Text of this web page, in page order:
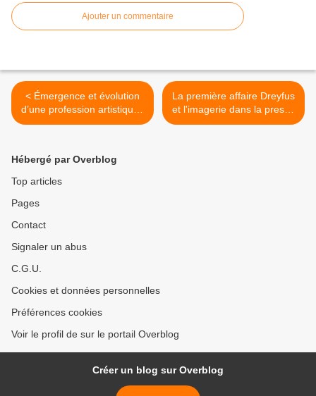
Ajouter un commentaire
< Émergence et évolution
d’une profession artistique :
les dessinateurs de presse
La première affaire Dreyfus
et l'imagerie dans la presse
>
Hébergé par Overblog
Top articles
Pages
Contact
Signaler un abus
C.G.U.
Cookies et données personnelles
Préférences cookies
Voir le profil de sur le portail Overblog
Créer un blog sur Overblog